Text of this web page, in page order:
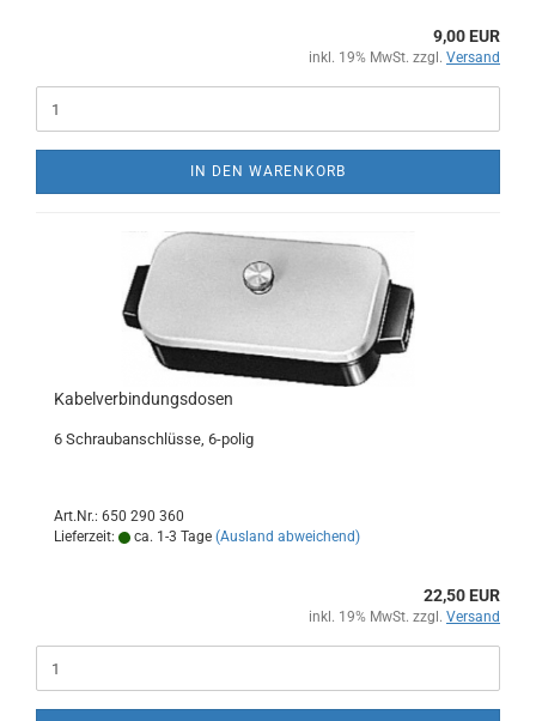
9,00 EUR
inkl. 19% MwSt. zzgl. Versand
IN DEN WARENKORB
Kabelverbindungsdosen
6 Schraubanschlüsse, 6-polig
Art.Nr.: 650 290 360
Lieferzeit:
ca. 1-3 Tage (Ausland abweichend)
22,50 EUR
inkl. 19% MwSt. zzgl. Versand